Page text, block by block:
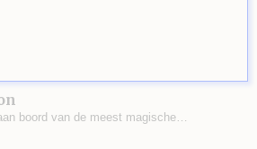
boord van de meest magische…